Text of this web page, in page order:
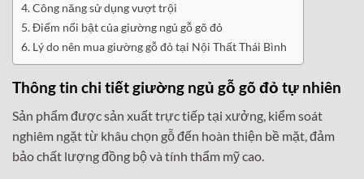
Công năng sử dụng vượt trội
Điểm nổi bật của giường ngủ gỗ gõ đỏ
Lý do nên mua giường gỗ đỏ tại Nội Thất Thái Bình
Thông tin chi tiết giường ngủ gỗ gõ đỏ tự nhiên
Sản phẩm được sản xuất trực tiếp tại xưởng, kiểm soát
nghiêm ngặt từ khâu chọn gỗ đến hoàn thiện bề mặt, đảm
bảo chất lượng đồng bộ và tính thẩm mỹ cao.